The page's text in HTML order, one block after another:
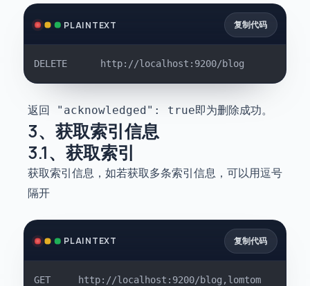
PLAINTEXT 复制代码
DELETE		http://localhost:9200/blog
返回 "acknowledged": true即为删除成功。
3、获取索引信息
3.1、获取索引
获取索引信息，如若获取多条索引信息，可以用逗号
隔开
PLAINTEXT 复制代码
GET		http://localhost:9200/blog,lomtom